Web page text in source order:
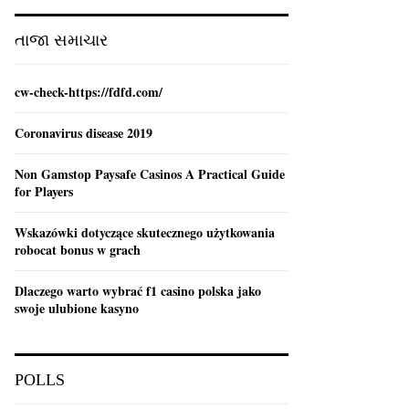
:
તાજા સમાચાર
cw-check-https://fdfd.com/
Coronavirus disease 2019
Non Gamstop Paysafe Casinos A Practical Guide
for Players
Wskazówki dotyczące skutecznego użytkowania
robocat bonus w grach
Dlaczego warto wybrać f1 casino polska jako
swoje ulubione kasyno
POLLS